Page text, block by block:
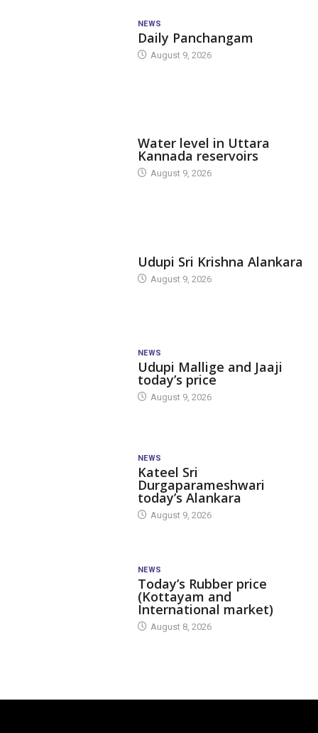
NEWS
Daily Panchangam
August 9, 2026
Water level in Uttara
Kannada reservoirs
August 9, 2026
Udupi Sri Krishna Alankara
August 9, 2026
NEWS
Udupi Mallige and Jaaji
today’s price
August 9, 2026
NEWS
Kateel Sri
Durgaparameshwari
today’s Alankara
August 9, 2026
NEWS
Today’s Rubber price
(Kottayam and
International market)
August 8, 2026